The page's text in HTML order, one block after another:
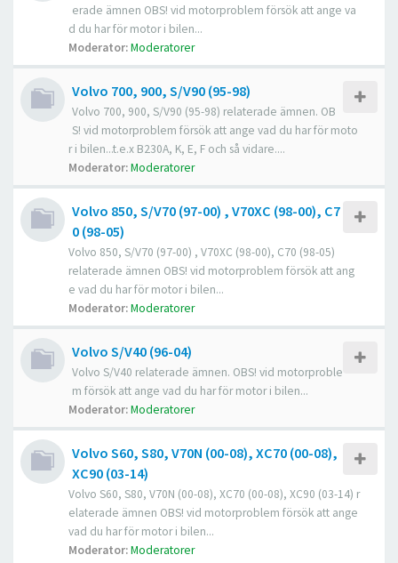
erade ämnen OBS! vid motorproblem försök att ange va
d du har för motor i bilen...
Moderator:Moderatorer
Volvo 700, 900, S/V90 (95-98)
Volvo 700, 900, S/V90 (95-98) relaterade ämnen. OB
S! vid motorproblem försök att ange vad du har för moto
r i bilen...t.e.x B230A, K, E, F och så vidare....
Moderator:Moderatorer
Volvo 850, S/V70 (97-00) , V70XC (98-00), C7
0 (98-05)
Volvo 850, S/V70 (97-00) , V70XC (98-00), C70 (98-05)
relaterade ämnen OBS! vid motorproblem försök att ang
e vad du har för motor i bilen...
Moderator:Moderatorer
Volvo S/V40 (96-04)
Volvo S/V40 relaterade ämnen. OBS! vid motorproble
m försök att ange vad du har för motor i bilen...
Moderator:Moderatorer
Volvo S60, S80, V70N (00-08), XC70 (00-08),
XC90 (03-14)
Volvo S60, S80, V70N (00-08), XC70 (00-08), XC90 (03-14) r
elaterade ämnen OBS! vid motorproblem försök att ange
vad du har för motor i bilen...
Moderator:Moderatorer